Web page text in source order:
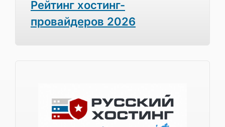
Рейтинг хостинг-
провайдеров 2026